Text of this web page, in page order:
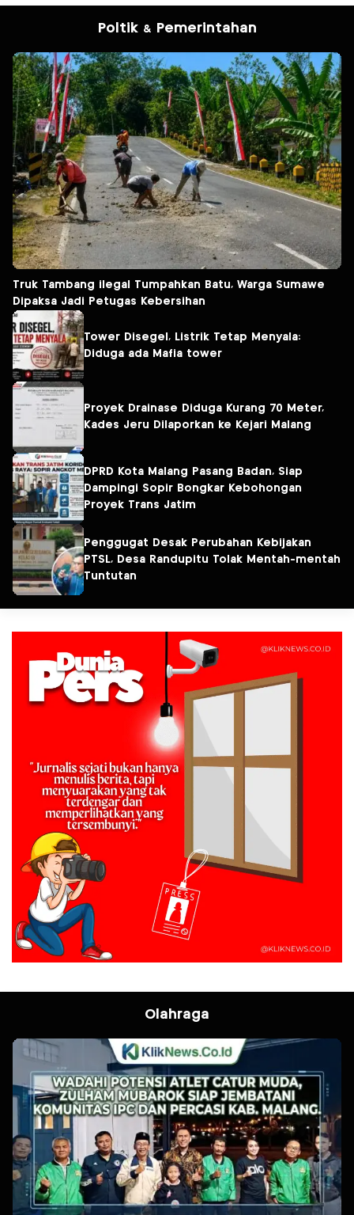
Poltik & Pemerintahan
Truk Tambang ilegal Tumpahkan Batu, Warga Sumawe
Dipaksa Jadi Petugas Kebersihan
Tower Disegel, Listrik Tetap Menyala:
Diduga ada Mafia tower
Proyek Drainase Diduga Kurang 70 Meter,
Kades Jeru Dilaporkan ke Kejari Malang
DPRD Kota Malang Pasang Badan, Siap
Dampingi Sopir Bongkar Kebohongan
Proyek Trans Jatim
Penggugat Desak Perubahan Kebijakan
PTSL, Desa Randupitu Tolak Mentah-mentah
Tuntutan
Olahraga